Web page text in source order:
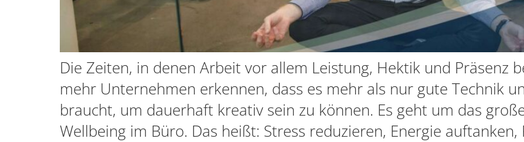
Die Zeiten, in denen Arbeit vor allem Leistung, Hektik und Präsenz
mehr Unternehmen erkennen, dass es mehr als nur gute Technik
braucht, um dauerhaft kreativ sein zu können. Es geht um das
Wellbeing im Büro. Das heißt: Stress reduzieren, Energie auftanken,